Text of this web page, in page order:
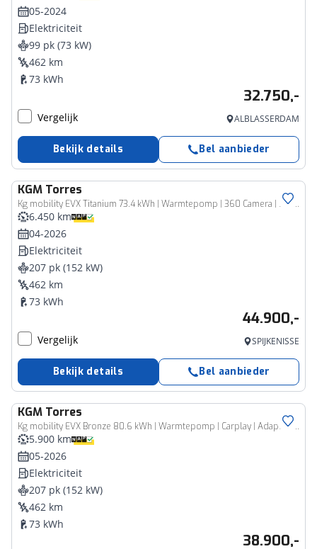
05-2024
Elektriciteit
99 pk (73 kW)
462 km
73 kWh
32.750,-
Vergelijk ALBLASSERDAM
Bekijk details Bel aanbieder
KGM Torres
Kg mobility EVX Titanium 73.4 kWh | Warmtepomp | 360 Camera | Stoelventi
6.450 km
04-2026
Elektriciteit
207 pk (152 kW)
462 km
73 kWh
44.900,-
Vergelijk SPIJKENISSE
Bekijk details Bel aanbieder
KGM Torres
Kg mobility EVX Bronze 80.6 kWh | Warmtepomp | Carplay | Adaptive Cruise Control
5.900 km
05-2026
Elektriciteit
207 pk (152 kW)
462 km
73 kWh
38.900,-